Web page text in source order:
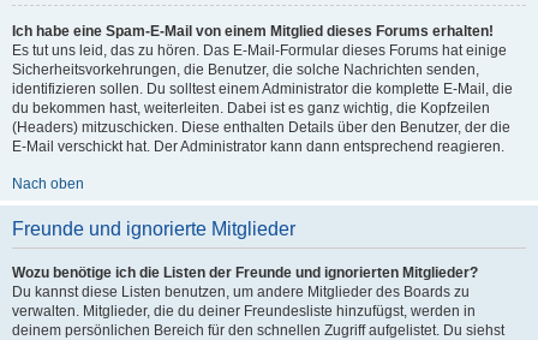
Ich habe eine Spam-E-Mail von einem Mitglied dieses Forums erhalten!
Es tut uns leid, das zu hören. Das E-Mail-Formular dieses Forums hat einige
Sicherheitsvorkehrungen, die Benutzer, die solche Nachrichten senden,
identifizieren sollen. Du solltest einem Administrator die komplette E-Mail, die
du bekommen hast, weiterleiten. Dabei ist es ganz wichtig, die Kopfzeilen
(Headers) mitzuschicken. Diese enthalten Details über den Benutzer, der die
E-Mail verschickt hat. Der Administrator kann dann entsprechend reagieren.
Nach oben
Freunde und ignorierte Mitglieder
Wozu benötige ich die Listen der Freunde und ignorierten Mitglieder?
Du kannst diese Listen benutzen, um andere Mitglieder des Boards zu
verwalten. Mitglieder, die du deiner Freundesliste hinzufügst, werden in
deinem persönlichen Bereich für den schnellen Zugriff aufgelistet. Du siehst